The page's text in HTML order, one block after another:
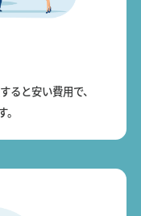
ると安い費用で、